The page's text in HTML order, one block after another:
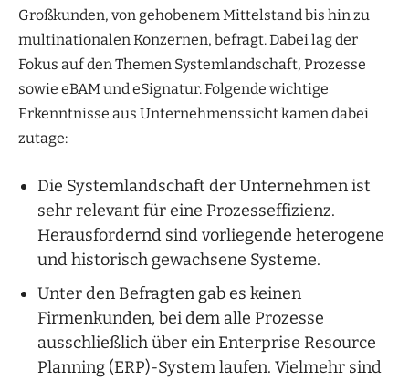
Großkunden, von gehobenem Mittelstand bis hin zu
multinationalen Konzernen, befragt. Dabei lag der
Fokus auf den Themen Systemlandschaft, Prozesse
sowie eBAM und eSignatur. Folgende wichtige
Erkenntnisse aus Unternehmenssicht kamen dabei
zutage:
Die Systemlandschaft der Unternehmen ist
sehr relevant für eine Prozesseffizienz.
Herausfordernd sind vorliegende heterogene
und historisch gewachsene Systeme.
Unter den Befragten gab es keinen
Firmenkunden, bei dem alle Prozesse
ausschließlich über ein Enterprise Resource
Planning (ERP)-System laufen. Vielmehr sind